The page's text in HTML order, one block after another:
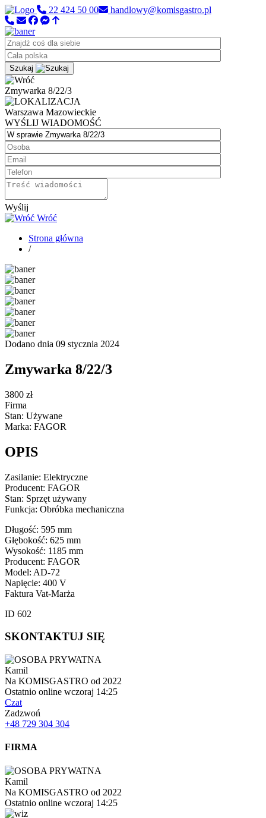
22 424 50 00 handlowy@komisgastro.pl
Szukaj
Zmywarka 8/22/3
Warszawa Mazowieckie
WYŚLIJ WIADOMOŚĆ
Wyślij
Wróć
Strona główna
/
Dodano dnia 09 stycznia 2024
Zmywarka 8/22/3
3800 zł
Firma
Stan: Używane
Marka: FAGOR
OPIS
Zasilanie: Elektryczne
Producent: FAGOR
Stan: Sprzęt używany
Funkcja: Obróbka mechaniczna
Długość: 595 mm
Głębokość: 625 mm
Wysokość: 1185 mm
Producent: FAGOR
Model: AD-72
Napięcie: 400 V
Faktura Vat-Marża
ID 602
SKONTAKTUJ SIĘ
Kamil
Na KOMISGASTRO od 2022
Ostatnio online wczoraj 14:25
Czat
Zadzwoń
+48 729 304 304
FIRMA
Kamil
Na KOMISGASTRO od 2022
Ostatnio online wczoraj 14:25